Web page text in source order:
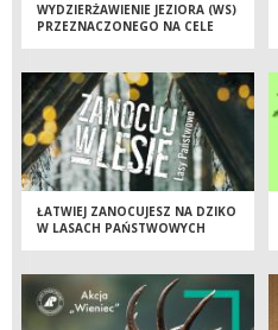
WYDZIERŻAWIENIE JEZIORA (WS)
PRZEZNACZONEGO NA CELE
ŁATWIEJ ZANOCUJESZ NA DZIKO
W LASACH PAŃSTWOWYCH